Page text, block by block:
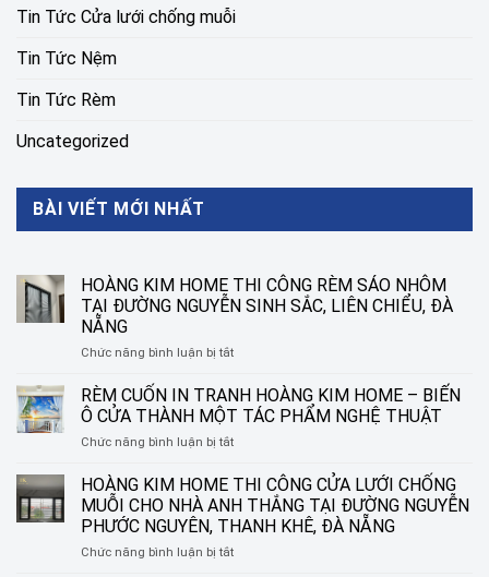
Tin Tức Cửa lưới chống muỗi
Tin Tức Nệm
Tin Tức Rèm
Uncategorized
BÀI VIẾT MỚI NHẤT
HOÀNG KIM HOME THI CÔNG RÈM SÁO NHÔM
TẠI ĐƯỜNG NGUYỄN SINH SẮC, LIÊN CHIỂU, ĐÀ
NẴNG
Chức năng bình luận bị tắtở
KIM
HOME
THI
CÔNG
SÁO
NHÔM
TẠI
ĐƯỜNG
NGUYỄN
RÈM CUỐN IN TRANH HOÀNG KIM HOME – BIẾN
Ô CỬA THÀNH MỘT TÁC PHẨM NGHỆ THUẬT
Chức năng bình luận bị tắtở
CUỐN
IN
TRANH
HOÀNG
KIM
HOÀNG KIM HOME THI CÔNG CỬA LƯỚI CHỐNG
MUỖI CHO NHÀ ANH THẮNG TẠI ĐƯỜNG NGUYỄN
PHƯỚC NGUYÊN, THANH KHÊ, ĐÀ NẴNG
Chức năng bình luận bị tắtở